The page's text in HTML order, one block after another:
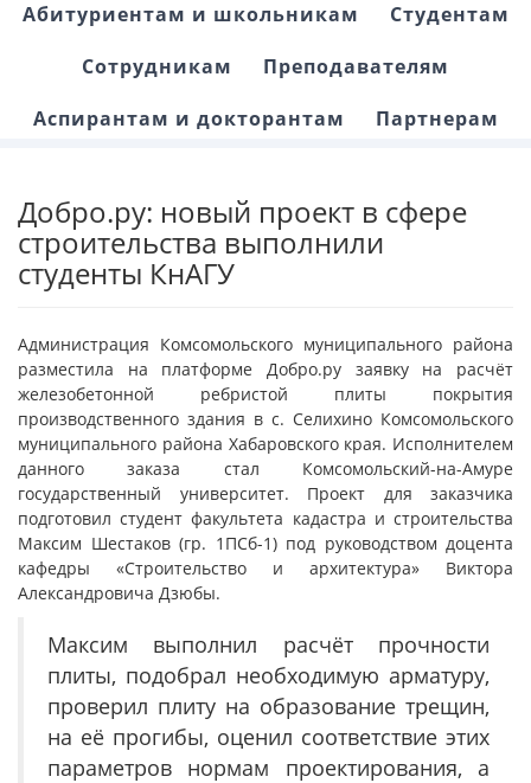
Абитуриентам и школьникам
Студентам
Сотрудникам
Преподавателям
Аспирантам и докторантам
Партнерам
Добро.ру: новый проект в сфере
строительства выполнили
студенты КнАГУ
Администрация Комсомольского муниципального района
разместила на платформе Добро.ру заявку на расчёт
железобетонной ребристой плиты покрытия
производственного здания в с. Селихино Комсомольского
муниципального района Хабаровского края. Исполнителем
данного заказа стал Комсомольский-на-Амуре
государственный университет. Проект для заказчика
подготовил студент факультета кадастра и строительства
Максим Шестаков (гр. 1ПСб-1) под руководством доцента
кафедры «Строительство и архитектура» Виктора
Александровича Дзюбы.
Максим выполнил расчёт прочности
плиты, подобрал необходимую арматуру,
проверил плиту на образование трещин,
на её прогибы, оценил соответствие этих
параметров нормам проектирования, а